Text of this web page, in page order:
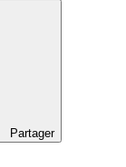
Partager